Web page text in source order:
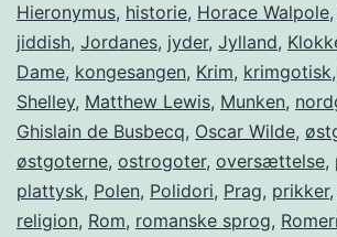
Hieronymus, historie, Horace Walpole,
jiddish, Jordanes, jyder, Jylland,
Dame, kongesangen, Krim, krimgotisk,
Shelley, Matthew Lewis, Munken,
Ghislain de Busbecq, Oscar Wilde,
østgoterne, ostrogoter, oversættelse,
plattysk, Polen, Polidori, Prag, prikker,
religion, Rom, romanske sprog,